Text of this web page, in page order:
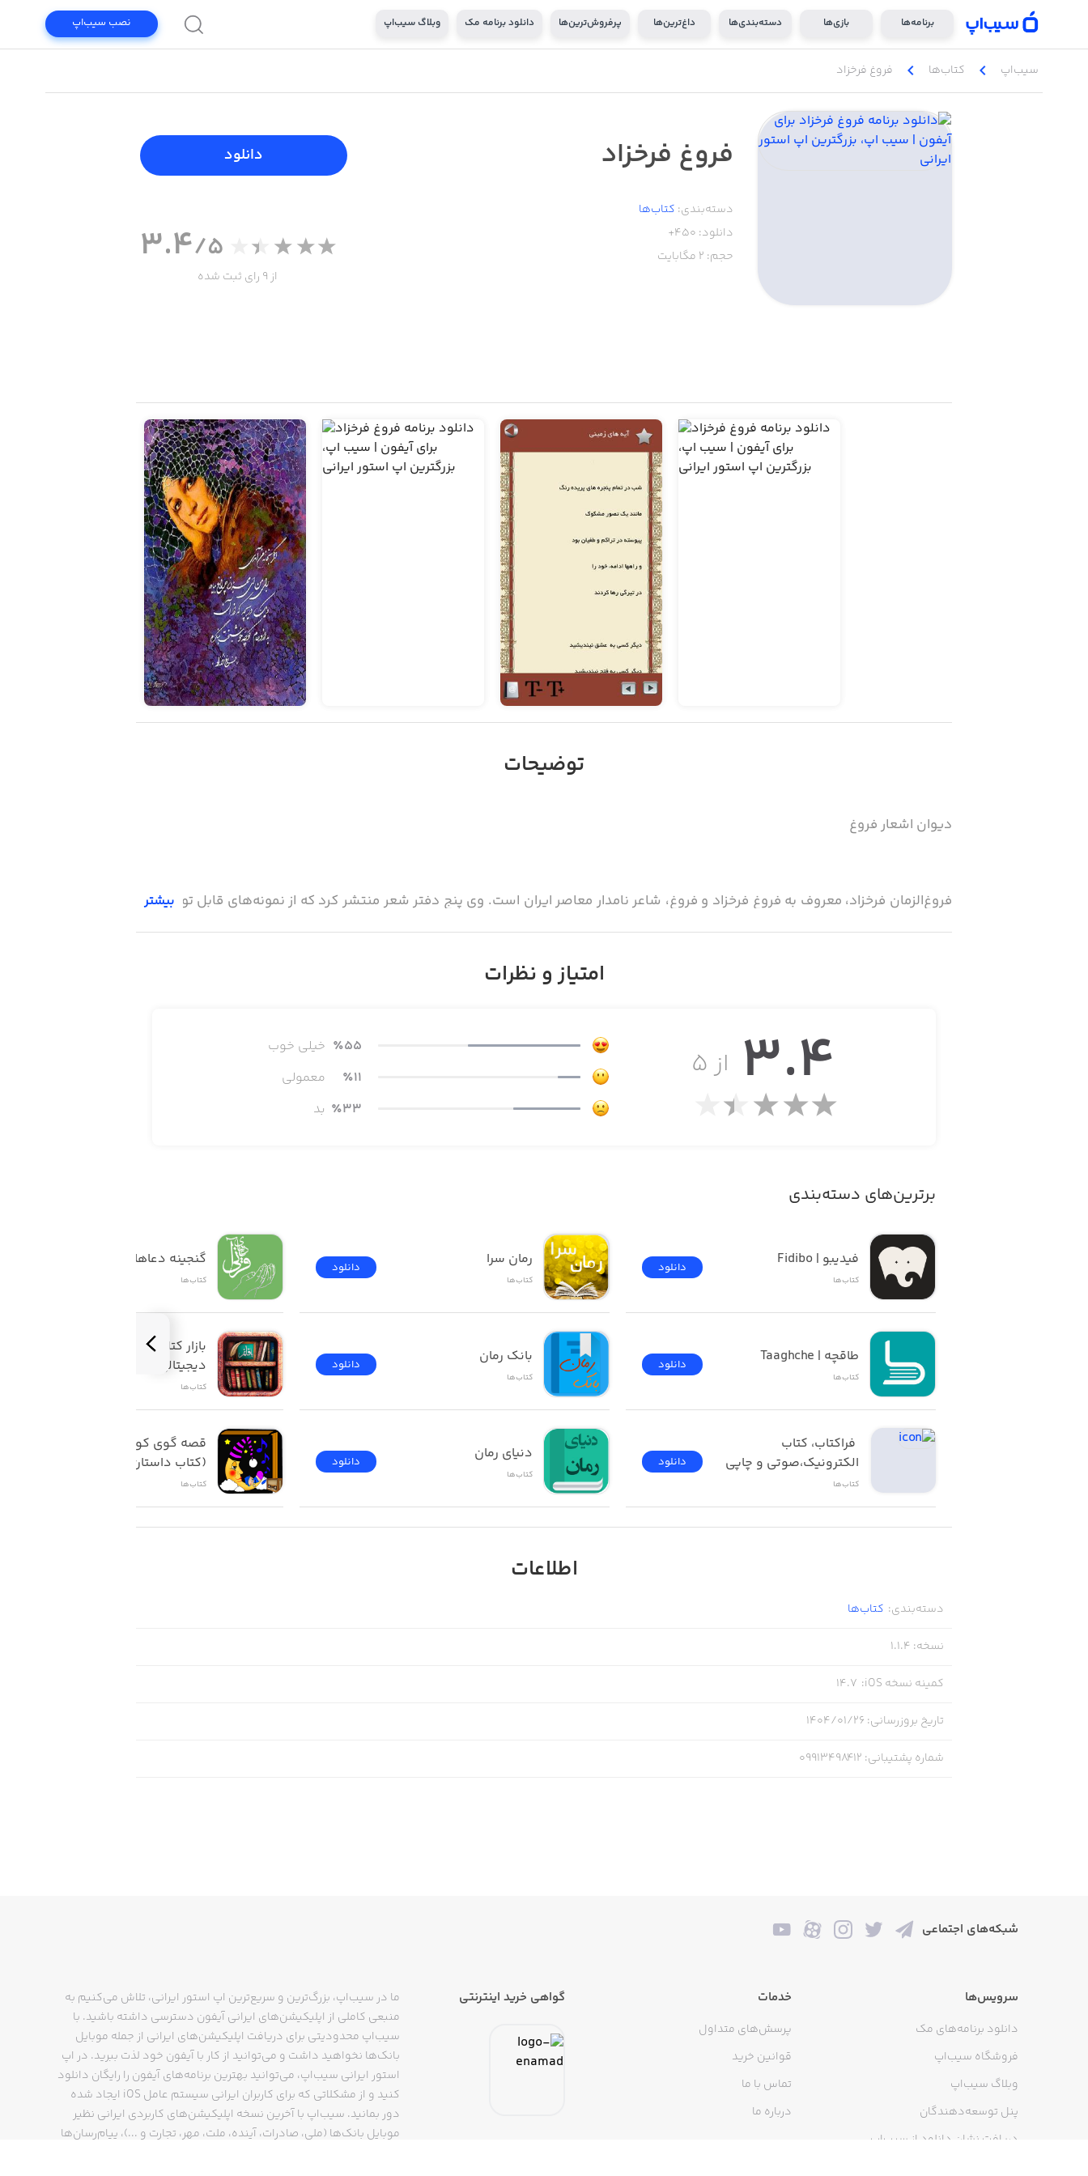
برنامه‌ها بازی‌ها دسته‌بندی‌ها داغ‌ترین‌ها پرفروش‌ترین‌ها دانلود برنامه مک وبلاگ سیب‌اپ نصب سیب‌اپ
سیب‌اپ chevron_left کتاب‌ها chevron_left فروغ فرخزاد
فروغ فرخزاد
دسته‌بندی: کتاب‌ها
دانلود: 450+
حجم: 2 مگابایت
دانلود
3.4/5
از 9 رای ثبت شده
توضیحات
دیوان اشعار فروغ
فروغ‌الزمان فرخزاد، معروف به فروغ فرخزاد و فروغ، شاعر نامدار معاصر ایران است. وی پنج دفتر شعر منتشر کرد که از نمونه‌های قابل توجه شعر
بیشتر
امتیاز و نظرات
از ۵ 3.4 ٪55
خیلی خوب
٪11
معمولی
٪33 بد
برترین‌های دسته‌بندی
فیدیبو | Fidibo
کتاب‌ها
دانلود
طاقچه | Taaghche
کتاب‌ها
دانلود
الکترونیک،صوتی و چاپی
کتاب‌ها
دانلود
رمان سرا
کتاب‌ها
دانلود
بانک رمان
کتاب‌ها
دانلود
دنیای رمان
کتاب‌ها
دانلود
گنجینه دعاهای قرآنی
کتاب‌ها
دیجیتالی ghbook)
کتاب‌ها
(کتاب داستان)
کتاب‌ها
اطلاعات
دسته‌بندی: کتاب‌ها
نسخه:
1.1.4
کمینه نسخه iOS :
14.7
تاریخ بروزرسانی: ۱۴۰۴/۰۱/۲۶
شماره پشتیبانی:
09913498412
شبکه‌های اجتماعی
سرویس‌ها
دانلود برنامه‌های مک
فروشگاه سیب‌اپ
وبلاگ سیب‌اپ
پنل توسعه‌دهندگان
دریافت نشان دانلود از سیب‌اپ
خدمات
پرسش‌های متداول
قوانین خرید
تماس با ما
درباره ما
گواهی خرید اینترنتی
ما در سیب‌اپ، بزرگ‌ترین و سریع‌ترین اپ استور ایرانی، تلاش می‌کنیم به
منبعی کاملی از اپلیکیشن‌های ایرانی آیفون دسترسی داشته باشید. با
سیب‌اپ محدودیتی برای دریافت اپلیکیشن‌های ایرانی از جمله موبایل
بانک‌ها نخواهید داشت و می‌توانید از کار با آیفون خود لذت ببرید. در اپ
استور ایرانی سیب‌اپ، می‌توانید بهترین برنامه‌های آیفون را رایگان دانلود
کنید و از مشکلاتی که برای کاربران ایرانی سیستم عامل iOS ایجاد شده
دور بمانید. سیب‌اپ با آخرین نسخه اپلیکیشن‌های کاربردی ایرانی نظیر
موبایل بانک‌ها (ملی، صادرات، آینده، ملت، مهر، تجارت و ...)، پیام‌رسان‌ها